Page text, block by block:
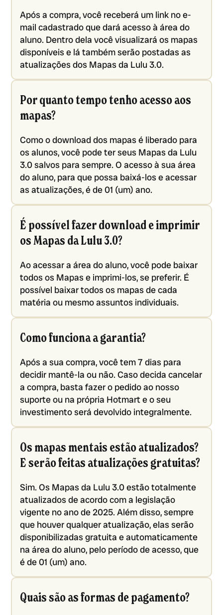
Após a compra, você receberá um link no e-
mail cadastrado que dará acesso à área do
aluno. Dentro dela você visualizará os mapas
disponíveis e lá também serão postadas as
atualizações dos Mapas da Lulu 3.0.
Por quanto tempo tenho acesso aos
mapas?
Como o download dos mapas é liberado para
os alunos, você pode ter seus Mapas da Lulu
3.0 salvos para sempre. O acesso à sua área
do aluno, para que possa baixá-los e acessar
as atualizações, é de 01 (um) ano.
É possível fazer download e imprimir
os Mapas da Lulu 3.0?
Ao acessar a área do aluno, você pode baixar
todos os Mapas e imprimi-los, se preferir. É
possível baixar todos os mapas de cada
matéria ou mesmo assuntos individuais.
Como funciona a garantia?
Após a sua compra, você tem 7 dias para
decidir mantê-la ou não. Caso decida cancelar
a compra, basta fazer o pedido ao nosso
suporte ou na própria Hotmart e o seu
investimento será devolvido integralmente.
Os mapas mentais estão atualizados?
E serão feitas atualizações gratuitas?
Sim. Os Mapas da Lulu 3.0 estão totalmente
atualizados de acordo com a legislação
vigente no ano de 2025. Além disso, sempre
que houver qualquer atualização, elas serão
disponibilizadas gratuita e automaticamente
na área do aluno, pelo período de acesso, que
é de 01 (um) ano.
Quais são as formas de pagamento?